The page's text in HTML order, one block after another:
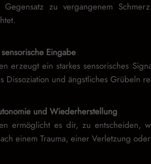
Gegensatz zu vergangenem
Eingabe
erzeugt ein starkes sensorisches
Dissoziation und ängstliches Grübeln
und Wiederherstellung
ermöglicht es dir, zu entscheiden,
einem Trauma, einer Verletzung